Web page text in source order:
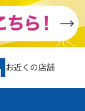
お近くの店舗